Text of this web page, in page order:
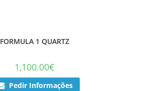
FORMULA 1 QUARTZ
1,100.00€
Pedir Informações